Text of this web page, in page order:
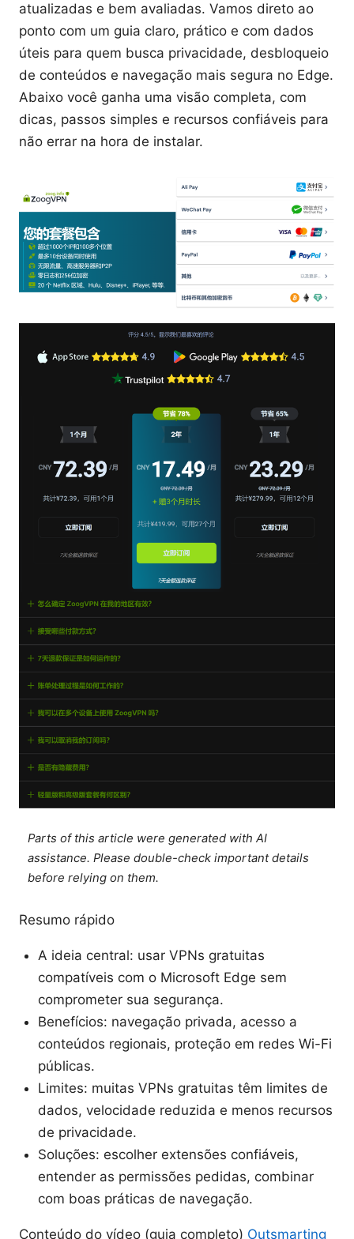
atualizadas e bem avaliadas. Vamos direto ao
ponto com um guia claro, prático e com dados
úteis para quem busca privacidade, desbloqueio
de conteúdos e navegação mais segura no Edge.
Abaixo você ganha uma visão completa, com
dicas, passos simples e recursos confiáveis para
não errar na hora de instalar.
Parts of this article were generated with AI
assistance. Please double-check important details
before relying on them.
Resumo rápido
A ideia central: usar VPNs gratuitas
compatíveis com o Microsoft Edge sem
comprometer sua segurança.
Benefícios: navegação privada, acesso a
conteúdos regionais, proteção em redes Wi-Fi
públicas.
Limites: muitas VPNs gratuitas têm limites de
dados, velocidade reduzida e menos recursos
de privacidade.
Soluções: escolher extensões confiáveis,
entender as permissões pedidas, combinar
com boas práticas de navegação.
Conteúdo do vídeo (guia completo) Outsmarting